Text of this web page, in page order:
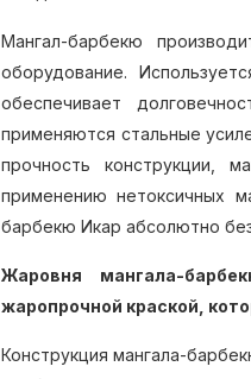
Мангал-барбекю
оборудование.
обеспечивает
применяются стальные
прочность конструкции,
применению нетоксичных
барбекю Икар абсолютно
Жаровня мангала-
жаропрочной краской,
Конструкция мангала-